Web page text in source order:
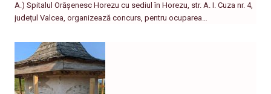
A.) Spitalul Orășenesc Horezu cu sediul în Horezu, str. A. I. Cuza nr. 4,
județul Valcea, organizează concurs, pentru ocuparea…